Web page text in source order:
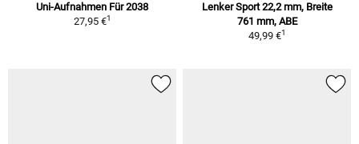
Uni-Aufnahmen Für 2038
27,95 €1
Lenker Sport 22,2 mm, Breite
761 mm, ABE
49,99 €1